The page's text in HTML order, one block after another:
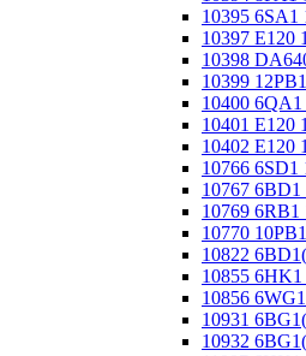
10395 6SA1
10397 E120
10398
10399
10400
10401 E120
10402 E120
10766 6SD1
10767 6BD1
10769 6RB1
10770
10822
10855 6HK1
10856
10931
10932